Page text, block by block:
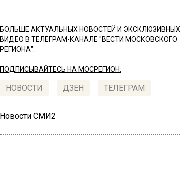
БОЛЬШЕ АКТУАЛЬНЫХ НОВОСТЕЙ И ЭКСКЛЮЗИВНЫХ
ВИДЕО В ТЕЛЕГРАМ-КАНАЛЕ "ВЕСТИ МОСКОВСКОГО
РЕГИОНА".
ПОДПИСЫВАЙТЕСЬ НА МОСРЕГИОН:
НОВОСТИ ДЗЕН ТЕЛЕГРАМ
Новости СМИ2